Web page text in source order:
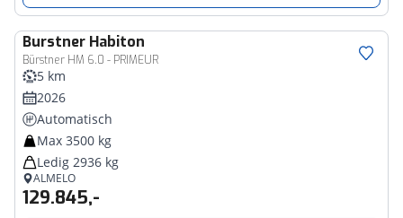
Burstner Habiton
Bürstner HM 6.0 - PRIMEUR
5 km
2026
Automatisch
Max 3500 kg
Ledig 2936 kg
ALMELO
129.845,-